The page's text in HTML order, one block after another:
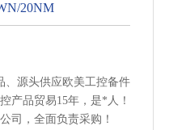
20NM
、源头供应欧美工控备件
产品贸易15年，是*人！
司，全面负责采购！